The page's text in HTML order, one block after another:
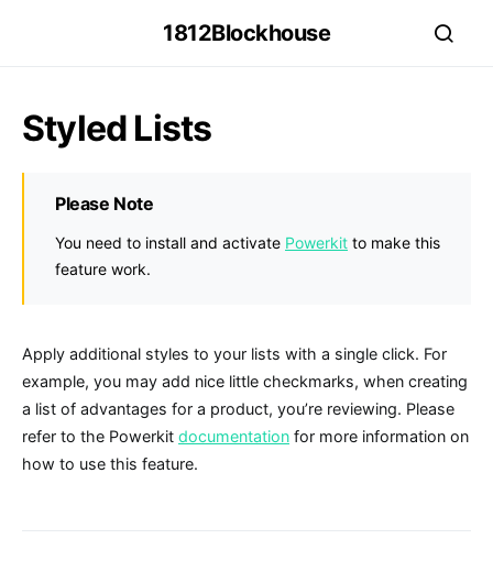
1812Blockhouse
Styled Lists
Please Note
You need to install and activate Powerkit to make this
feature work.
Apply additional styles to your lists with a single click. For
example, you may add nice little checkmarks, when creating
a list of advantages for a product, you’re reviewing. Please
refer to the Powerkit documentation for more information on
how to use this feature.